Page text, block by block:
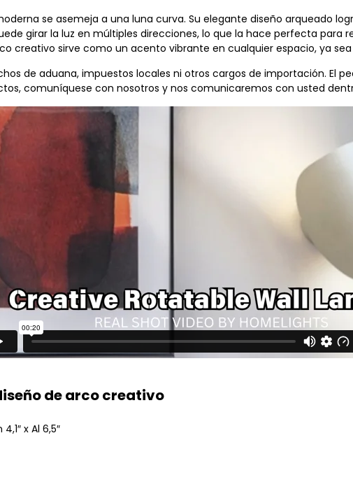
se asemeja a una luna curva. Su elegante diseño arqueado
girar la luz en múltiples direcciones, lo que la hace perfecta para
creativo sirve como un acento vibrante en cualquier espacio, ya
de aduana, impuestos locales ni otros cargos de importación. El
comuníquese con nosotros y nos comunicaremos con usted
de arco creativo
x Al 6,5″